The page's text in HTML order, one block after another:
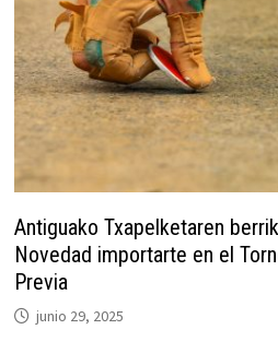
Antiguako Txapelketaren
Novedad importarte en el
Previa
junio 29, 2025